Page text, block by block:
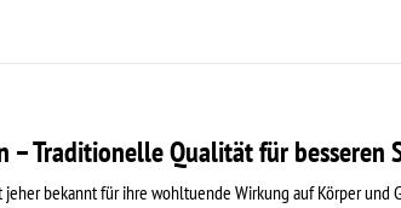
– Traditionelle Qualität für besseren
bekannt für ihre wohltuende Wirkung auf Körper und